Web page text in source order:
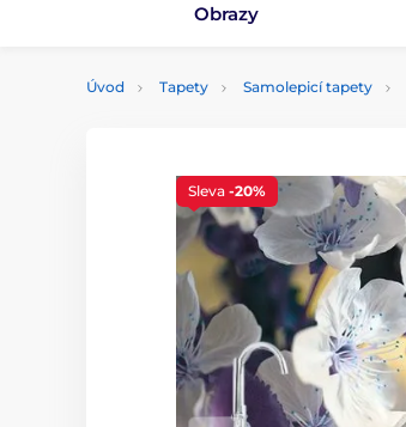
Obrazy
Úvod Tapety Samolepicí tapety
Sleva -20%